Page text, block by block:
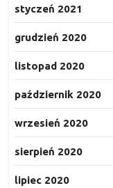
styczeń 2021
grudzień 2020
listopad 2020
październik 2020
wrzesień 2020
sierpień 2020
lipiec 2020